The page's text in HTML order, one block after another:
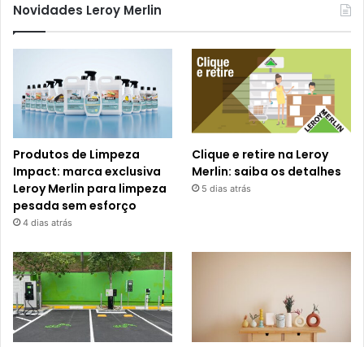
Novidades Leroy Merlin
Produtos de Limpeza
Impact: marca exclusiva
Leroy Merlin para limpeza
pesada sem esforço
4 dias atrás
Clique e retire na Leroy
Merlin: saiba os detalhes
5 dias atrás